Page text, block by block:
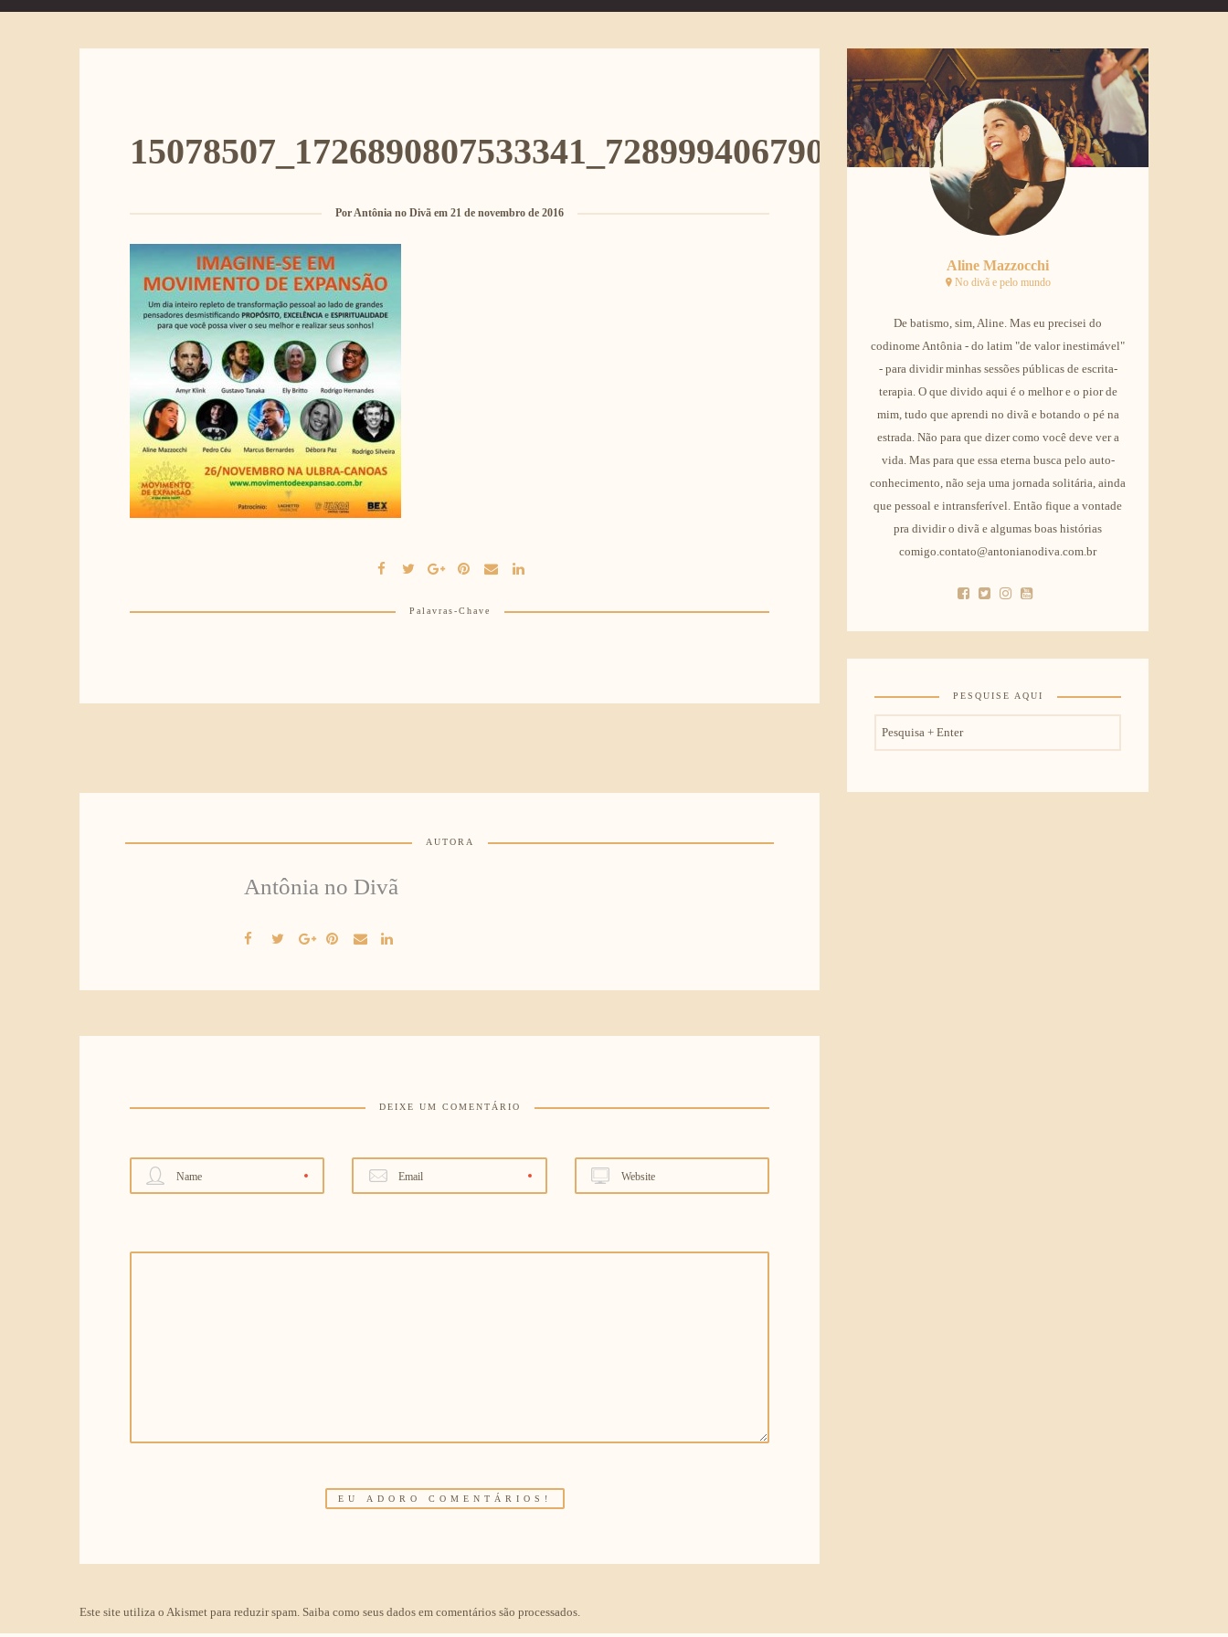
15078507_1726890807533341_7289994067907498294_n
PorAntônia no Divã em 21 de novembro de 2016
Palavras-Chave
AUTORA
Antônia no Divã
DEIXE UM COMENTÁRIO
Name Email Website
Este site utiliza o Akismet para reduzir spam. Saiba como seus dados em comentários são processados.
Aline Mazzocchi
No divã e pelo mundo
De batismo, sim, Aline. Mas eu precisei do
codinome Antônia - do latim "de valor inestimável"
- para dividir minhas sessões públicas de escrita-
terapia. O que divido aqui é o melhor e o pior de
mim, tudo que aprendi no divã e botando o pé na
estrada. Não para que dizer como você deve ver a
vida. Mas para que essa eterna busca pelo auto-
conhecimento, não seja uma jornada solitária, ainda
que pessoal e intransferível. Então fique a vontade
pra dividir o divã e algumas boas histórias
comigo.contato@antonianodiva.com.br
PESQUISE AQUI